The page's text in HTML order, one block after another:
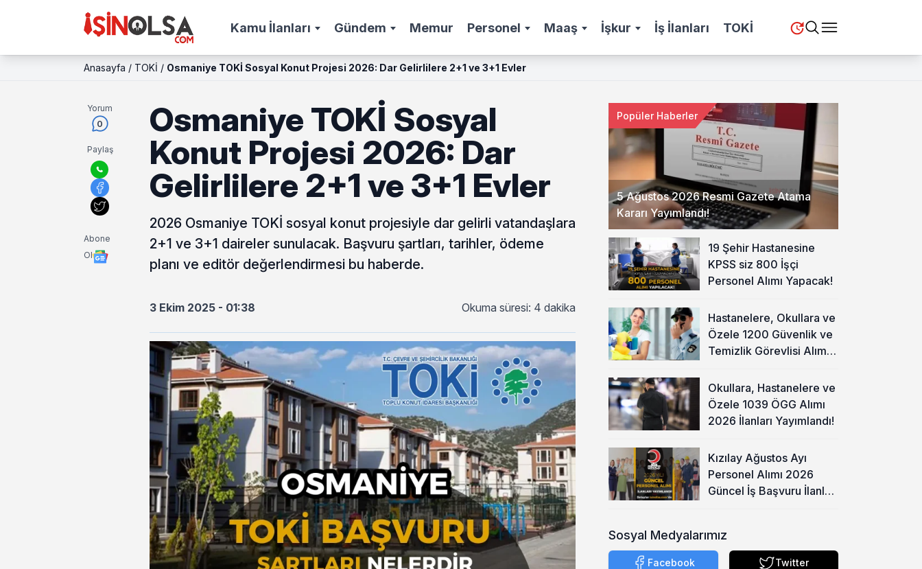
Kamu İlanları Gündem Memur Personel Maaş İşkur İş İlanları TOKİ
Anasayfa / TOKİ / Osmaniye TOKİ Sosyal Konut Projesi 2026: Dar Gelirlilere 2+1 ve 3+1 Evler
Yorum
0
Paylaş
Abone
Ol
Osmaniye TOKİ Sosyal
Konut Projesi 2026: Dar
Gelirlilere 2+1 ve 3+1 Evler
2026 Osmaniye TOKİ sosyal konut projesiyle dar gelirli vatandaşlara
2+1 ve 3+1 daireler sunulacak. Başvuru şartları, tarihler, ödeme
planı ve editör değerlendirmesi bu haberde.
3 Ekim 2025 - 01:38 Okuma süresi: 4 dakika
5 Ağustos 2026 Resmi Gazete Atama
Kararı Yayımlandı!
Popüler Haberler
19 Şehir Hastanesine
KPSS siz 800 İşçi
Personel Alımı Yapacak!
Hastanelere, Okullara ve
Özele 1200 Güvenlik ve
Temizlik Görevlisi Alımı
Okullara, Hastanelere ve
Özele 1039 ÖGG Alımı
2026 İlanları Yayımlandı!
Kızılay Ağustos Ayı
Personel Alımı 2026
Güncel İş Başvuru İlanları
Sosyal Medyalarımız
Facebook Twitter